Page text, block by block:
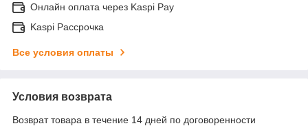
Онлайн оплата через Kaspi Pay
Kaspi Рассрочка
Все условия оплаты
Условия возврата
Возврат товара в течение 14 дней по договоренности